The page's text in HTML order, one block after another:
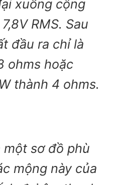
xuống cộng
RMS. Sau
đầu ra chỉ là
ohms hoặc
thành 4 ohms.
một sơ đồ phù
mộng này của